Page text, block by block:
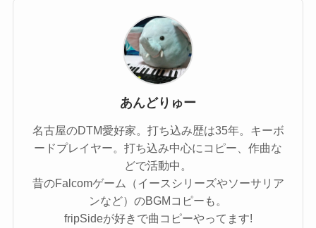
あんどりゅー
名古屋のDTM愛好家。打ち込み歴は35年。キーボ
ードプレイヤー。打ち込み中心にコピー、作曲な
どで活動中。
昔のFalcomゲーム（イースシリーズやソーサリア
ンなど）のBGMコピーも。
fripSideが好きで曲コピーやってます!